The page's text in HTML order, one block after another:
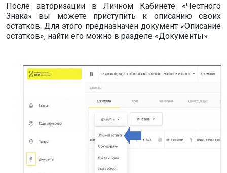
После авторизации в Личном Кабинете «Честного
Знака» вы можете приступить к описанию своих
остатков. Для этого предназначен документ «Описание
остатков», найти его можно в разделе «Документы»